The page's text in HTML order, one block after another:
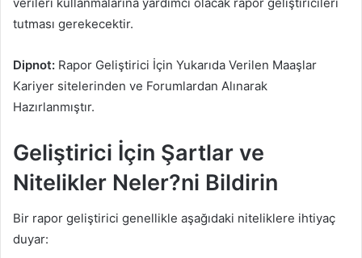
tutması gerekecektir.
Dipnot: Rapor Geliştirici İçin Yukarıda Verilen Maaşlar
Kariyer sitelerinden ve Forumlardan Alınarak
Hazırlanmıştır.
Geliştirici İçin Şartlar ve
Nitelikler Neler?ni Bildirin
Bir rapor geliştirici genellikle aşağıdaki niteliklere ihtiyaç
duyar: